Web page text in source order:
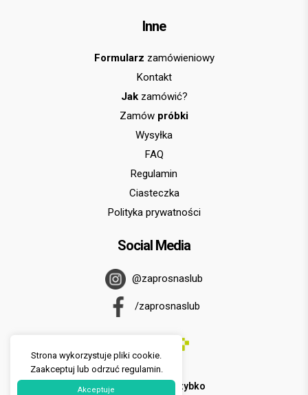
Inne
Formularz zamówieniowy
Kontakt
Jakzamówić?
Zamów próbki
Wysyłka
FAQ
Regulamin
Ciasteczka
Polityka prywatności
Social Media
@zaprosnaslub
/zaprosnaslub
U nas zapłacisz
szybko
Strona wykorzystuje pliki cookie.
Zaakceptuj lub odrzuć regulamin.
Akceptuje